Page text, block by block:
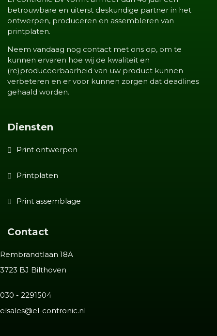
betrouwbare en uiterst deskundige partner in het
ontwerpen, produceren en assembleren van
printplaten.
Neem vandaag nog contact met ons op, om te
kunnen ervaren hoe wij de kwaliteit en
(re)produceerbaarheid van uw product kunnen
verbeteren en er voor kunnen zorgen dat deadlines
gehaald worden.
Diensten
Print ontwerpen
Printplaten
Print assemblage
Contact
Rembrandtlaan 18A
3723 BJ Bilthoven
030 - 2291504
elsales@el-contronic.nl